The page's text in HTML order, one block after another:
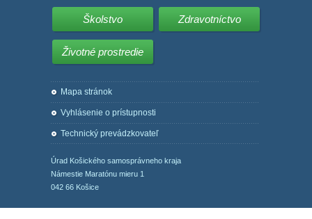
Školstvo Zdravotníctvo
Životné prostredie
Mapa stránok
Vyhlásenie o prístupnosti
Technický prevádzkovateľ
Úrad Košického samosprávneho kraja
Námestie Maratónu mieru 1
042 66 Košice